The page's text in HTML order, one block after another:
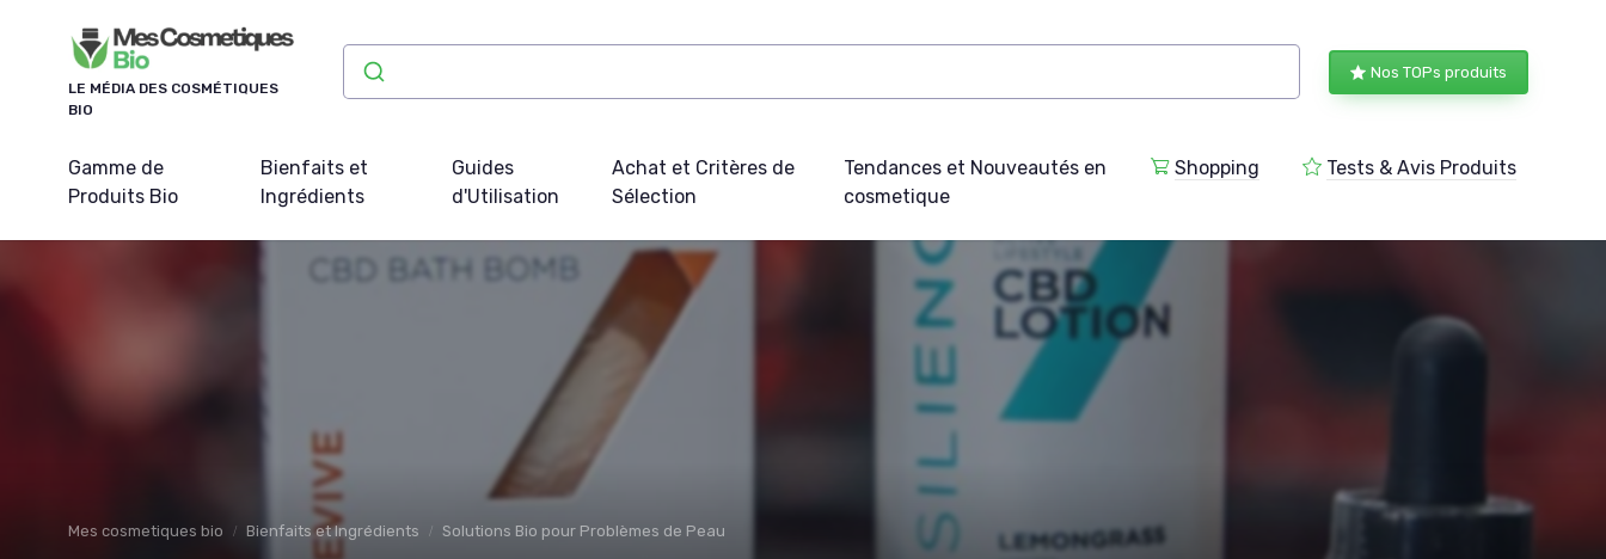
LE MÉDIA DES COSMÉTIQUES
BIO
Nos TOPs produits
Gamme de
Produits Bio
Bienfaits et
Ingrédients
Guides
d'Utilisation
Achat et Critères de
Sélection
Tendances et Nouveautés en
cosmetique
Shopping Tests & Avis Produits
Mes cosmetiques bio Bienfaits et Ingrédients Solutions Bio pour Problèmes de Peau